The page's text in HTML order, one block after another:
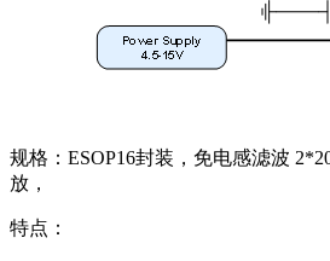
规格：ESOP16封装，免电感滤波
放，
特点：